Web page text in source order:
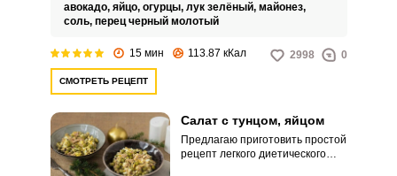
авокадо, яйцо, огурцы, лук зелёный, майонез,
соль, перец черный молотый
15 мин 113.87 кКал 2998 0
СМОТРЕТЬ РЕЦЕПТ
Салат с тунцом, яйцом
Предлагаю приготовить простой
рецепт легкого диетического